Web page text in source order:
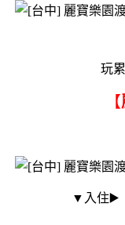
玩
【
▼入住▶️